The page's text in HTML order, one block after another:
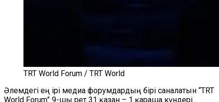
TRT World Forum / TRT World
Әлемдегі ең ірі медиа форумдардың бірі саналатын “TRT
World Forum” 9-шы рет 31 қазан – 1 қараша күндері